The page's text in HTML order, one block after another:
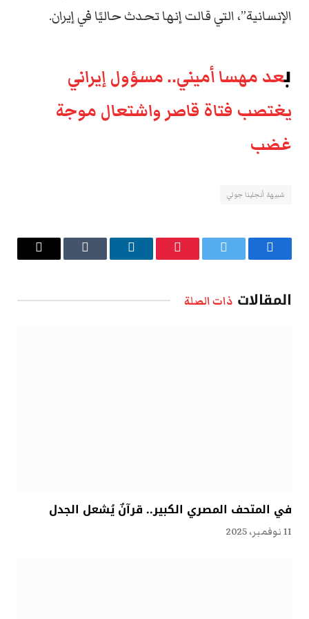
الإنسانية”، التي قالت إنها تحدث حاليًا في إيران.
بعد مهسا أميني.. مسؤول إيراني
يغتصب فتاة قاصر واشتعال موجة
غضب
شبيهة أنجلينا جولي
فيسبوك تويتر بينتيريستلينكدإن Tumblr
البريد
المقالات ذات الصلة
في المتحف المصري الكبير.. قرآنٌ يُشعل الجدل
11 نوفمبر، 2025